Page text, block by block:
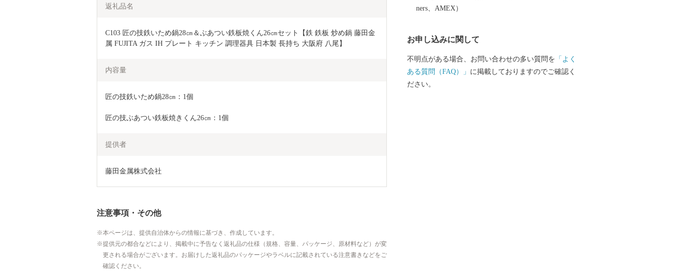
返礼品名
C103 匠の技鉄いため鍋28㎝＆ぶあつい鉄板焼くん26㎝セット【鉄 鉄板 炒め鍋 藤田金
属 FUJITA ガス IH プレート キッチン 調理器具 日本製 長持ち 大阪府 八尾】
内容量
匠の技鉄いため鍋28㎝：1個
匠の技ぶあつい鉄板焼きくん26㎝：1個
提供者
藤田金属株式会社
注意事項・その他
本ページは、提供自治体からの情報に基づき、作成しています。
提供元の都合などにより、掲載中に予告なく返礼品の仕様（規格、容量、パッケージ、原材料など）が変
更される場合がございます。お届けした返礼品のパッケージやラベルに記載されている注意書きなどをご
確認ください。
り、歴史遺産の宝庫です。なかでも、中河内最大の前
ners、AMEX）
お申し込みに関して
不明点がある場合、お問い合わせの多い質問を 「よく
ある質問（FAQ）」 に掲載しておりますのでご確認く
ださい。